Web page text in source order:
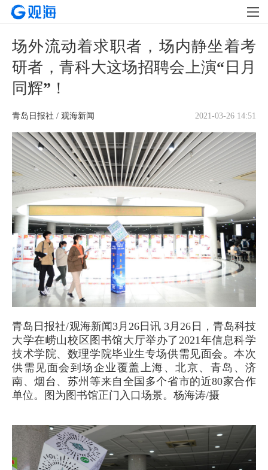
场外流动着求职者，场内静坐着考
研者，青科大这场招聘会上演“日月
同辉”！
2021-03-26 14:51
青岛日报社 / 观海新闻
青岛日报社/观海新闻3月26日讯 3月26日，青岛科技
大学在崂山校区图书馆大厅举办了2021年信息科学
技术学院、数理学院毕业生专场供需见面会。本次
供需见面会到场企业覆盖上海、北京、青岛、济
南、烟台、苏州等来自全国多个省市的近80家合作
单位。图为图书馆正门入口场景。杨海涛/摄